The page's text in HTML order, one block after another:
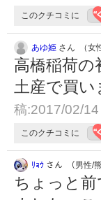
このクチコミに
あゆ姫 さん （女
高橋稲荷
土産で買
稿:2017/02/
このクチコミに
ﾘｮｳ さん （男性/
ちょっと